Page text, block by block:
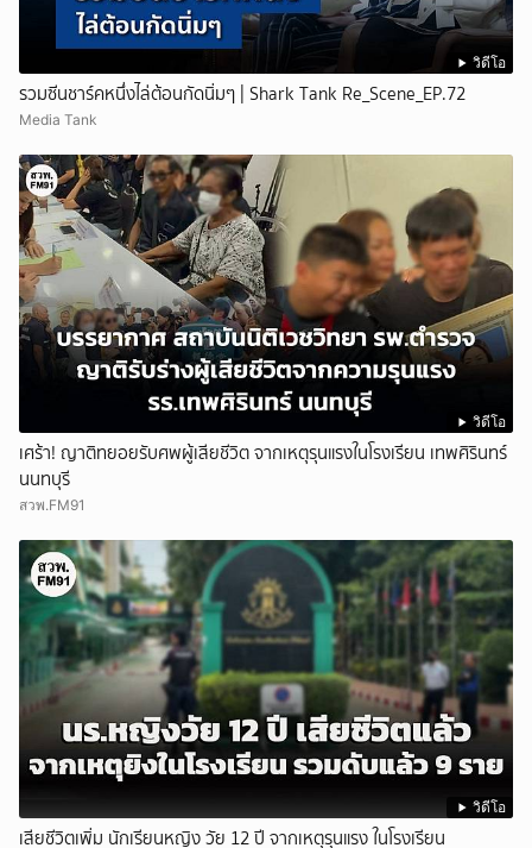
วิดีโอ
รวมซีนชาร์คหนึ่งไล่ต้อนกัดนิ่มๆ | Shark Tank Re_Scene_EP.72
Media Tank
วิดีโอ
เศร้า! ญาติทยอยรับศพผู้เสียชีวิต จากเหตุรุนแรงในโรงเรียน เทพศิรินทร์
นนทบุรี
สวพ.FM91
วิดีโอ
เสียชีวิตเพิ่ม นักเรียนหญิง วัย 12 ปี จากเหตุรุนแรง ในโรงเรียน